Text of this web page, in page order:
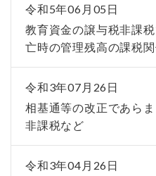
令和5年06月05日
教育資金の譲与税非課
亡時の管理残高の課税
令和3年07月26日
相基通等の改正であら
非課税など
令和3年04月26日